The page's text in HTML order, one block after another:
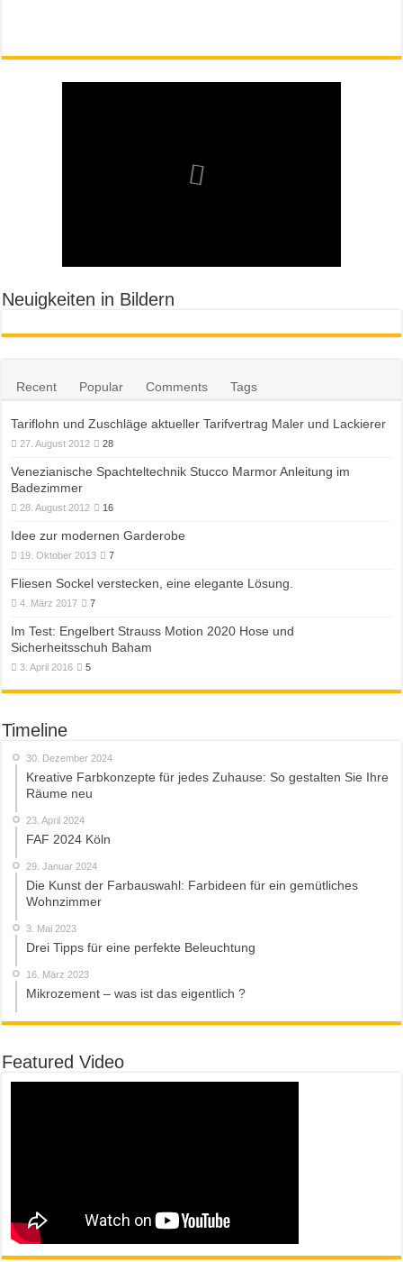
Neuigkeiten in Bildern
Recent Popular Comments Tags
Tariflohn und Zuschläge aktueller Tarifvertrag Maler und Lackierer
27. August 2012 28
Venezianische Spachteltechnik Stucco Marmor Anleitung im
Badezimmer
28. August 2012 16
Idee zur modernen Garderobe
19. Oktober 2013 7
Fliesen Sockel verstecken, eine elegante Lösung.
4. März 2017 7
Im Test: Engelbert Strauss Motion 2020 Hose und
Sicherheitsschuh Baham
3. April 2016 5
Timeline
30. Dezember 2024
Kreative Farbkonzepte für jedes Zuhause: So gestalten Sie Ihre
Räume neu
23. April 2024
FAF 2024 Köln
29. Januar 2024
Die Kunst der Farbauswahl: Farbideen für ein gemütliches
Wohnzimmer
3. Mai 2023
Drei Tipps für eine perfekte Beleuchtung
16. März 2023
Mikrozement – was ist das eigentlich ?
Featured Video